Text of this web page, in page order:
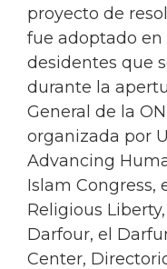
proyecto de
fue adoptado
desidentes que
durante la
General de la
organizada por
Advancing
Islam Congress,
Religious
Darfour, el
Center,